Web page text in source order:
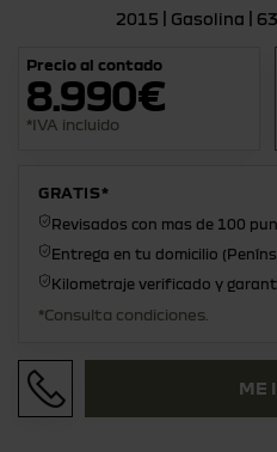
2015 | Gasolina |
Precio al contado
8.990€
*IVA incluido
GRATIS*
Revisados con mas de 100
Entrega en tu domicilio
Kilometraje verificado y
*Consulta condiciones.
ME